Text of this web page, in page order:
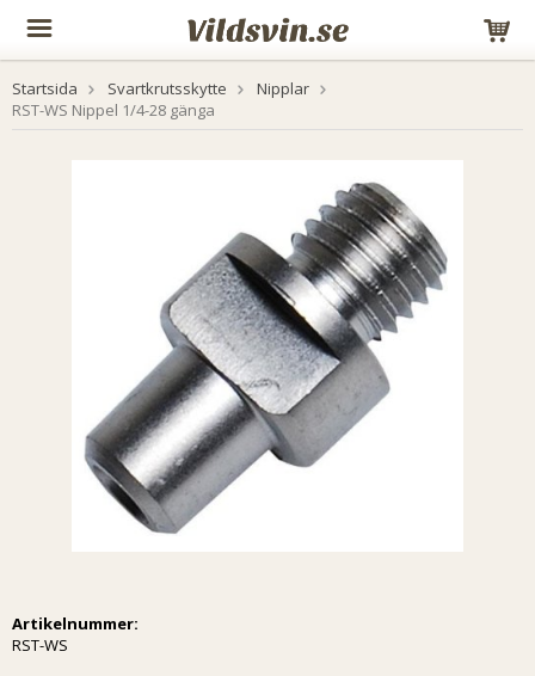
Startsida Svartkrutsskytte
Nipplar
RST-WS Nippel 1/4-28 gänga
Artikelnummer:
RST-WS